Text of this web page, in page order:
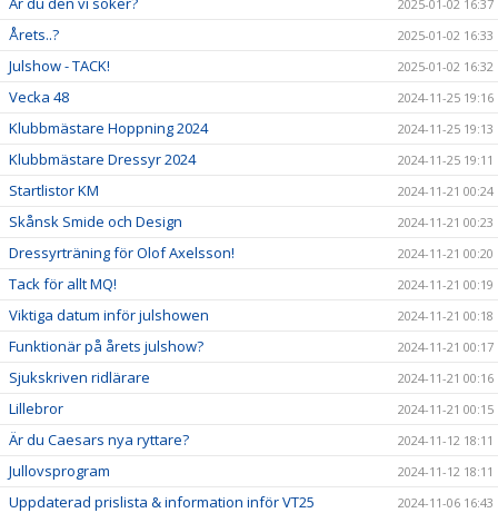
2025-01-02 16:37
Årets..? 2025-01-02 16:33
Julshow - TACK! 2025-01-02 16:32
Vecka 48 2024-11-25 19:16
Klubbmästare Hoppning 2024 2024-11-25 19:13
Klubbmästare Dressyr 2024 2024-11-25 19:11
Startlistor KM 2024-11-21 00:24
Skånsk Smide och Design 2024-11-21 00:23
Dressyrträning för Olof Axelsson! 2024-11-21 00:20
Tack för allt MQ! 2024-11-21 00:19
Viktiga datum inför julshowen 2024-11-21 00:18
Funktionär på årets julshow? 2024-11-21 00:17
Sjukskriven ridlärare 2024-11-21 00:16
Lillebror 2024-11-21 00:15
Är du Caesars nya ryttare? 2024-11-12 18:11
Jullovsprogram 2024-11-12 18:11
Uppdaterad prislista & information inför VT25 2024-11-06 16:43